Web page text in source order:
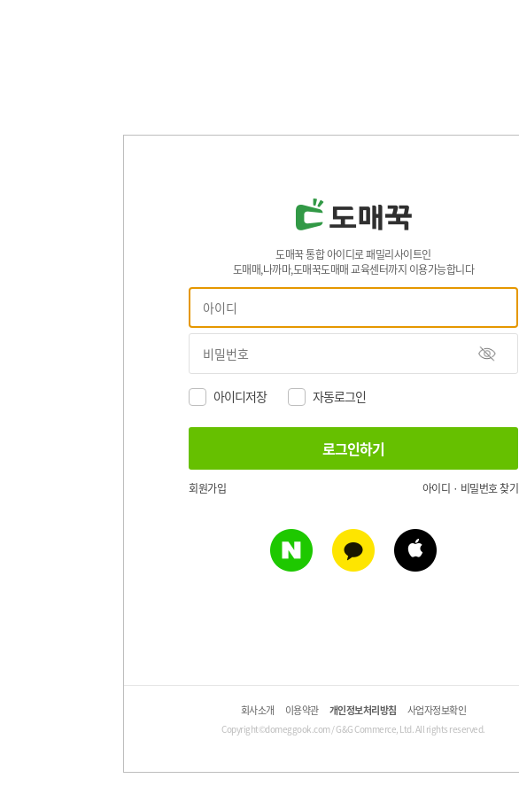
도매꾹 통합 아이디로 패밀리사이트인
도매매,나까마,도매꾹도매매 교육센터까지 이용가능합니다
아이디저장 자동로그인
회원가입 아이디 · 비밀번호 찾기
회사소개 이용약관 개인정보처리방침 사업자정보확인
Copyright©domeggook.com / G&G Commerce, Ltd. All rights reserved.